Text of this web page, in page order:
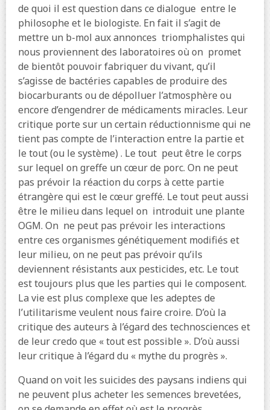
de quoi il est question dans ce dialogue entre le
philosophe et le biologiste. En fait il s’agit de
mettre un b-mol aux annonces triomphalistes qui
nous proviennent des laboratoires où on promet
de bientôt pouvoir fabriquer du vivant, qu’il
s’agisse de bactéries capables de produire des
biocarburants ou de dépolluer l’atmosphère ou
encore d’engendrer de médicaments miracles. Leur
critique porte sur un certain réductionnisme qui ne
tient pas compte de l’interaction entre la partie et
le tout (ou le système) . Le tout peut être le corps
sur lequel on greffe un cœur de porc. On ne peut
pas prévoir la réaction du corps à cette partie
étrangère qui est le cœur greffé. Le tout peut aussi
être le milieu dans lequel on introduit une plante
OGM. On ne peut pas prévoir les interactions
entre ces organismes génétiquement modifiés et
leur milieu, on ne peut pas prévoir qu’ils
deviennent résistants aux pesticides, etc. Le tout
est toujours plus que les parties qui le composent.
La vie est plus complexe que les adeptes de
l’utilitarisme veulent nous faire croire. D’où la
critique des auteurs à l’égard des technosciences et
de leur credo que « tout est possible ». D’où aussi
leur critique à l’égard du « mythe du progrès ».
Quand on voit les suicides des paysans indiens qui
ne peuvent plus acheter les semences brevetées,